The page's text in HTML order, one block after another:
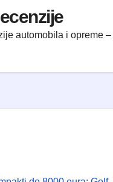
automobila i opreme –